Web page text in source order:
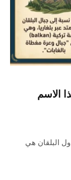
الاسم
البلقان هي